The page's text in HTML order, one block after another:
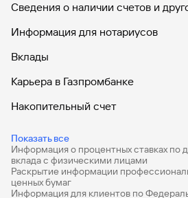
Сведения о наличии счетов и
Информация для нотариусов
Вклады
Карьера в Газпромбанке
Накопительный счет
Показать все
Дебетовые карты с бесплатным
Все накопительные счета
Информация о процентных ставках по
вклада с физическими лицами
Раскрытие информации
ценных бумаг
Информация для клиентов по